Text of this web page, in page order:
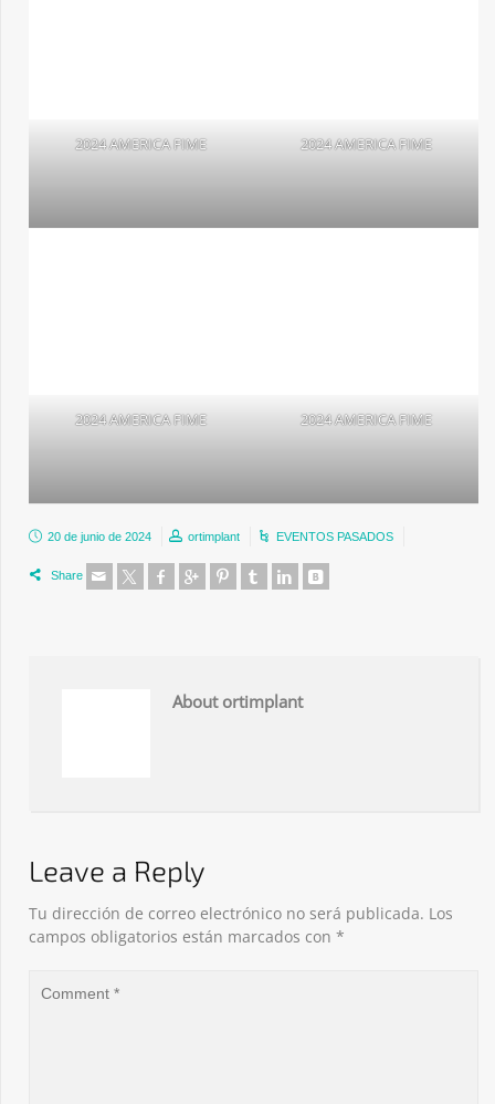
2024 AMERICA FIME 2024 AMERICA FIME
2024 AMERICA FIME 2024 AMERICA FIME
20 de junio de 2024 ortimplant EVENTOS PASADOS
Share
About ortimplant
Leave a Reply
Tu dirección de correo electrónico no será publicada. Los
campos obligatorios están marcados con *